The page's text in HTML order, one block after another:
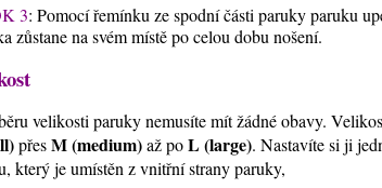
3: Pomocí řemínku ze spodní části paruky paruku
zůstane na svém místě po celou dobu nošení.
velikosti paruky nemusíte mít žádné obavy.
přesM (medium)až poL (large). Nastavíte si ji
který je umístěn z vnitřní strany paruky,